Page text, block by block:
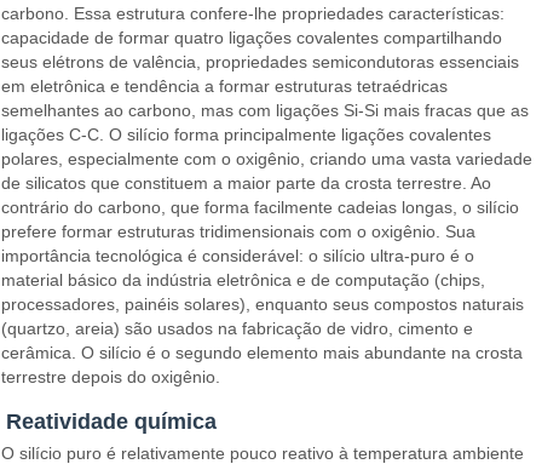
carbono. Essa estrutura confere-lhe propriedades características:
capacidade de formar quatro ligações covalentes compartilhando
seus elétrons de valência, propriedades semicondutoras essenciais
em eletrônica e tendência a formar estruturas tetraédricas
semelhantes ao carbono, mas com ligações Si-Si mais fracas que as
ligações C-C. O silício forma principalmente ligações covalentes
polares, especialmente com o oxigênio, criando uma vasta variedade
de silicatos que constituem a maior parte da crosta terrestre. Ao
contrário do carbono, que forma facilmente cadeias longas, o silício
prefere formar estruturas tridimensionais com o oxigênio. Sua
importância tecnológica é considerável: o silício ultra-puro é o
material básico da indústria eletrônica e de computação (chips,
processadores, painéis solares), enquanto seus compostos naturais
(quartzo, areia) são usados na fabricação de vidro, cimento e
cerâmica. O silício é o segundo elemento mais abundante na crosta
terrestre depois do oxigênio.
Reatividade química
O silício puro é relativamente pouco reativo à temperatura ambiente